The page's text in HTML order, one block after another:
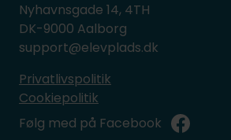
Nyhavnsgade 14, 4TH
DK-9000 Aalborg
support@elevplads.dk
Privatlivspolitik
Cookiepolitik
Følg med på Facebook